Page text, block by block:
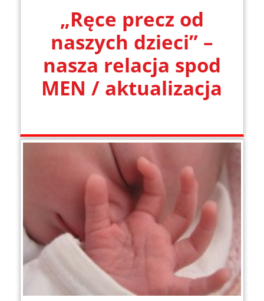
„Ręce precz od
naszych dzieci” –
nasza relacja spod
MEN / aktualizacja